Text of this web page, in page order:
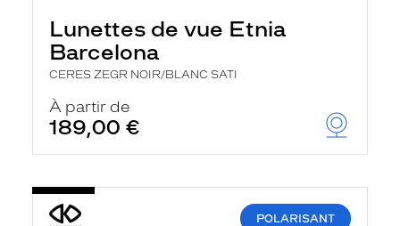
Lunettes de vue Etnia
Barcelona
CERES ZEGR NOIR/BLANC SATI
À partir de
189,00 €
POLARISANT